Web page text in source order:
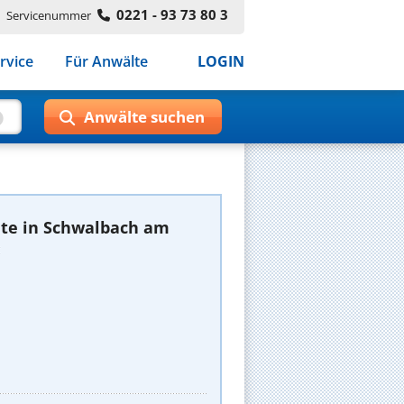
Servicenummer 0221 - 93 73 80 3
Für Anwälte LOGIN
in Schwalbach am